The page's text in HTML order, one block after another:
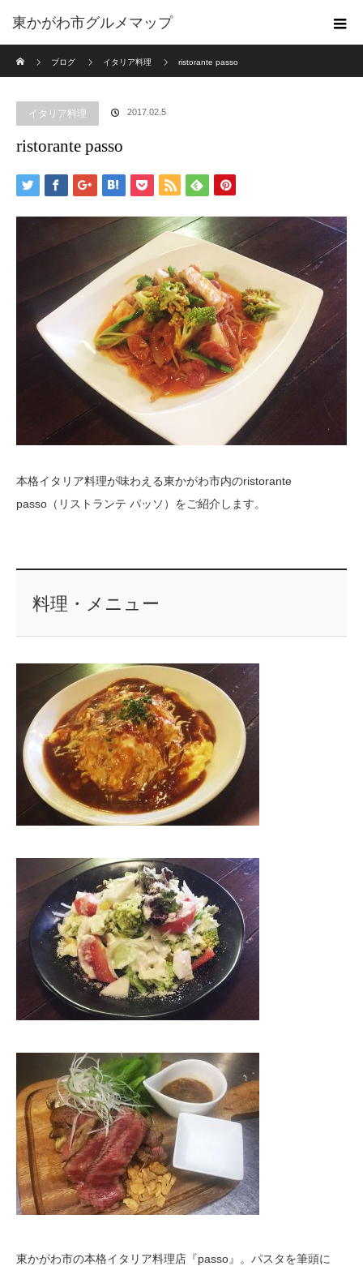
東かがわ市グルメマップ
ブログ
イタリア料理 ristorante passo
イタリア料理 2017.02.5
ristorante passo
本格イタリア料理が味わえる東かがわ市内のristorante
passo（リストランテ パッソ）をご紹介します。
料理・メニュー
東かがわ市の本格イタリア料理店『passo』。パスタを筆頭に